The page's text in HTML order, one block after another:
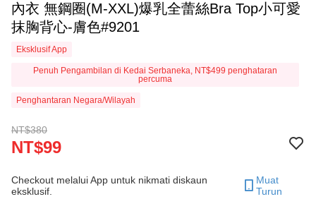
內衣 無鋼圈(M-XXL)爆乳全蕾絲Bra Top小可愛
抹胸背心-膚色#9201
Eksklusif App
Penuh Pengambilan di Kedai Serbaneka, NT$499 penghataran
percuma
Penghantaran Negara/Wilayah
NT$380
NT$99
Checkout melalui App untuk nikmati diskaun
eksklusif.
Muat
Turun